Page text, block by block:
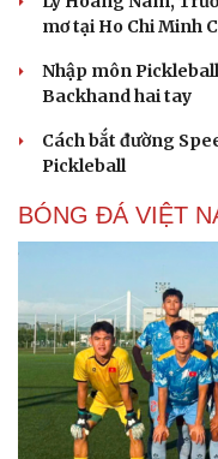
mơ tại Ho Chi Minh
Nhập môn
Backhand hai tay
Cách bắt đường
Pickleball
BÓNG ĐÁ VIỆT